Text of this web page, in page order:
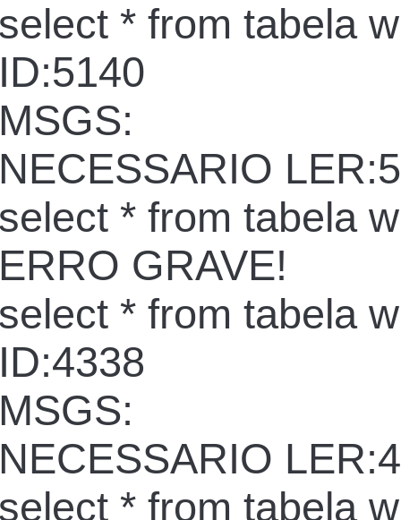
* from tabela
* from tabela
GRAVE!
* from tabela
* from tabela